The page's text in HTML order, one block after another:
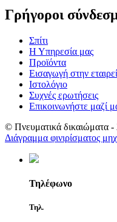
Γρήγοροι
Σπίτι
Η Υπηρεσία μας
Προϊόντα
Εισαγωγή στην
Ιστολόγιο
Συχνές ερωτήσεις
Επικοινωνήστε μαζί
© Πνευματικά δικαιώματα -
Διάγραμμα φινιρίσματος
Τηλέφωνο
Τηλ.